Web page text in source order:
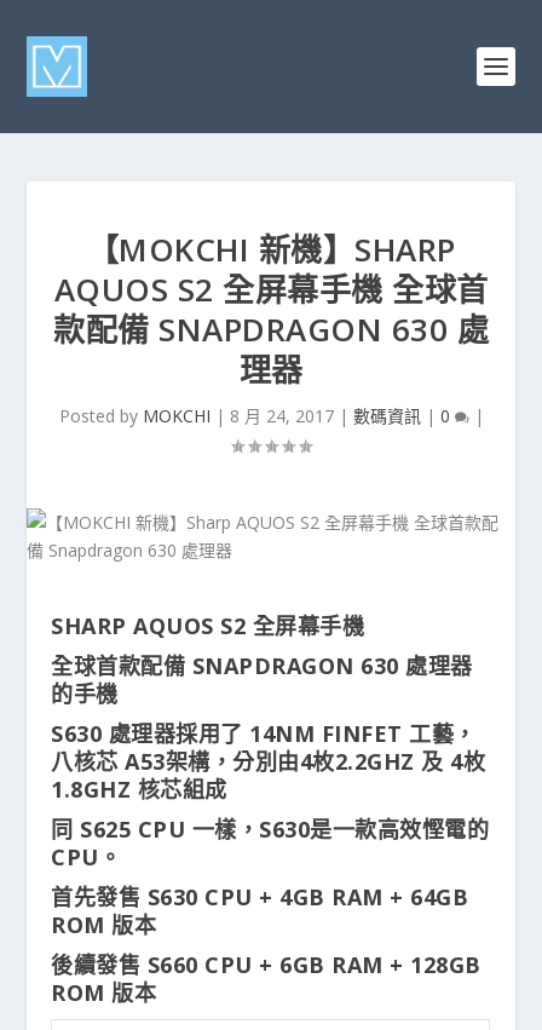
【MOKCHI 新機】SHARP
AQUOS S2 全屏幕手機 全球首
款配備 SNAPDRAGON 630 處
理器
Posted by MOKCHI | 8 月 24, 2017| 數碼資訊| 0 |
SHARP AQUOS S2 全屏幕手機
全球首款配備 SNAPDRAGON 630 處理器
的手機
S630 處理器採用了 14NM FINFET 工藝，
八核芯 A53架構，分別由4枚2.2GHZ 及 4枚
1.8GHZ 核芯組成
同 S625 CPU 一樣，S630是一款高效慳電的
CPU。
首先發售 S630 CPU + 4GB RAM + 64GB
ROM 版本
後續發售 S660 CPU + 6GB RAM + 128GB
ROM 版本